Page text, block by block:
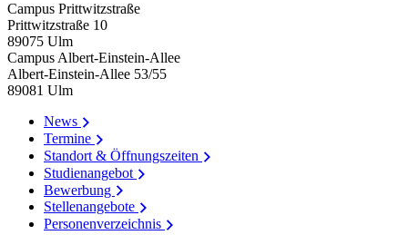
Campus Prittwitzstraße
Prittwitzstraße 10
89075 Ulm
Campus Albert-Einstein-Allee
Albert-Einstein-Allee 53/​55
89081 Ulm
News
Termine
Standort & Öffnungszeiten
Studienangebot
Bewerbung
Stellenangebote
Personenverzeichnis